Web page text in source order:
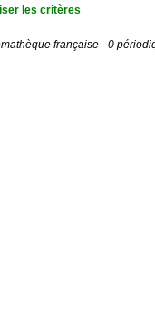
les critères
française - 0